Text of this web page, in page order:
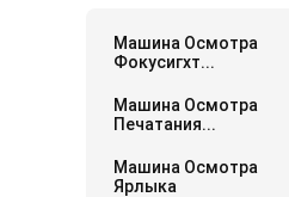
Машина Осмотра
Фокусигхт...
Машина Осмотра
Печатания...
Машина Осмотра
Ярлыка